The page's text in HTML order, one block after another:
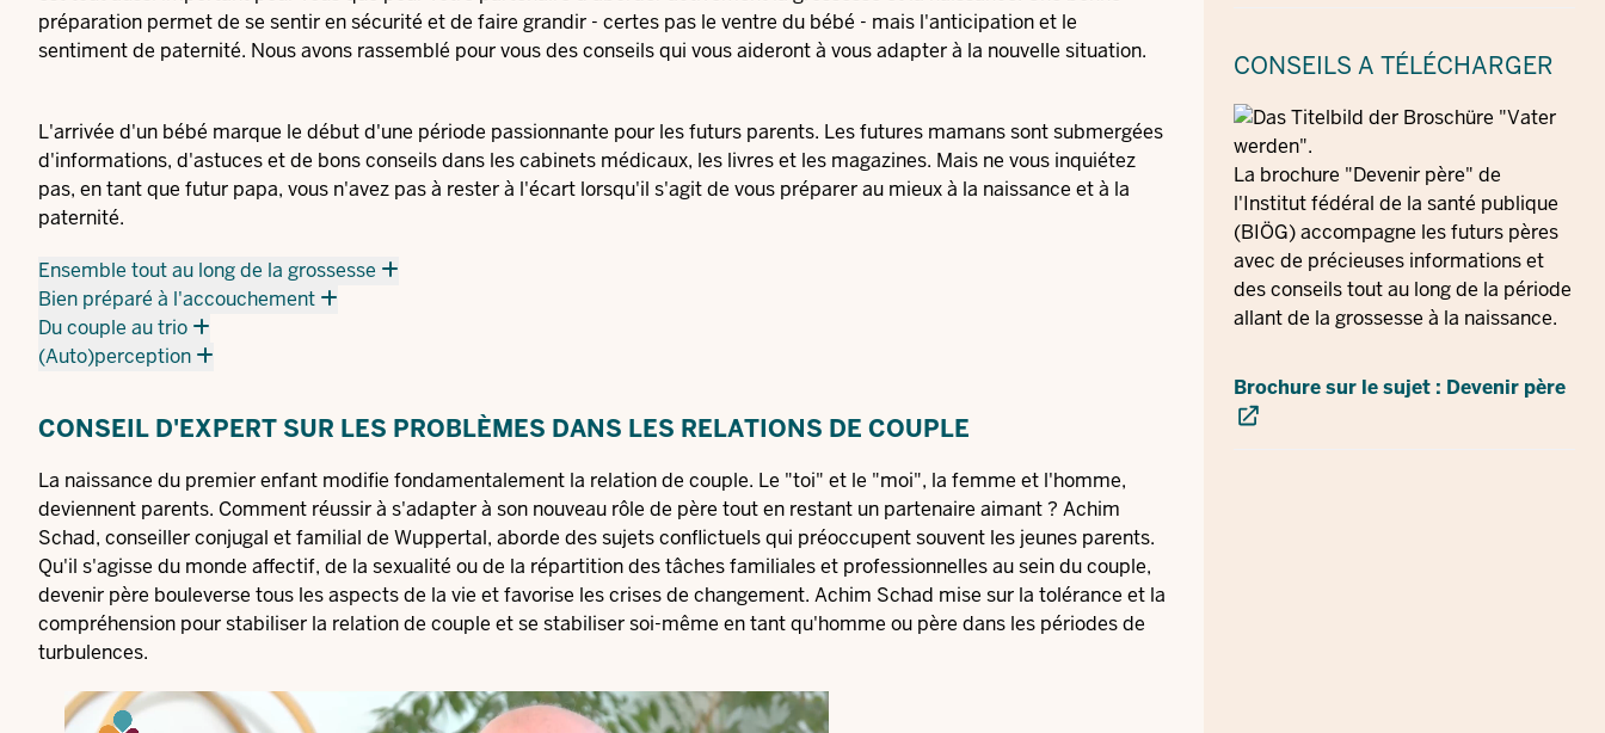
préparation permet de se sentir en sécurité et de faire grandir - certes pas le ventre du bébé - mais l'anticipation et le
sentiment de paternité. Nous avons rassemblé pour vous des conseils qui vous aideront à vous adapter à la nouvelle situation.
L'arrivée d'un bébé marque le début d'une période passionnante pour les futurs parents. Les futures mamans sont submergées
d'informations, d'astuces et de bons conseils dans les cabinets médicaux, les livres et les magazines. Mais ne vous inquiétez
pas, en tant que futur papa, vous n'avez pas à rester à l'écart lorsqu'il s'agit de vous préparer au mieux à la naissance et à la
paternité.
Ensemble tout au long de la grossesse
Bien préparé à l'accouchement
Du couple au trio
(Auto)perception
CONSEIL D'EXPERT SUR LES PROBLÈMES DANS LES RELATIONS DE COUPLE
La naissance du premier enfant modifie fondamentalement la relation de couple. Le "toi" et le "moi", la femme et l'homme,
deviennent parents. Comment réussir à s'adapter à son nouveau rôle de père tout en restant un partenaire aimant ? Achim
Schad, conseiller conjugal et familial de Wuppertal, aborde des sujets conflictuels qui préoccupent souvent les jeunes parents.
Qu'il s'agisse du monde affectif, de la sexualité ou de la répartition des tâches familiales et professionnelles au sein du couple,
devenir père bouleverse tous les aspects de la vie et favorise les crises de changement. Achim Schad mise sur la tolérance et la
compréhension pour stabiliser la relation de couple et se stabiliser soi-même en tant qu'homme ou père dans les périodes de
turbulences.
Video
CONSEILS A TÉLÉCHARGER
La brochure "Devenir père" de
l'Institut fédéral de la santé publique
(BIÖG) accompagne les futurs pères
avec de précieuses informations et
des conseils tout au long de la période
allant de la grossesse à la naissance.
Brochure sur le sujet : Devenir père